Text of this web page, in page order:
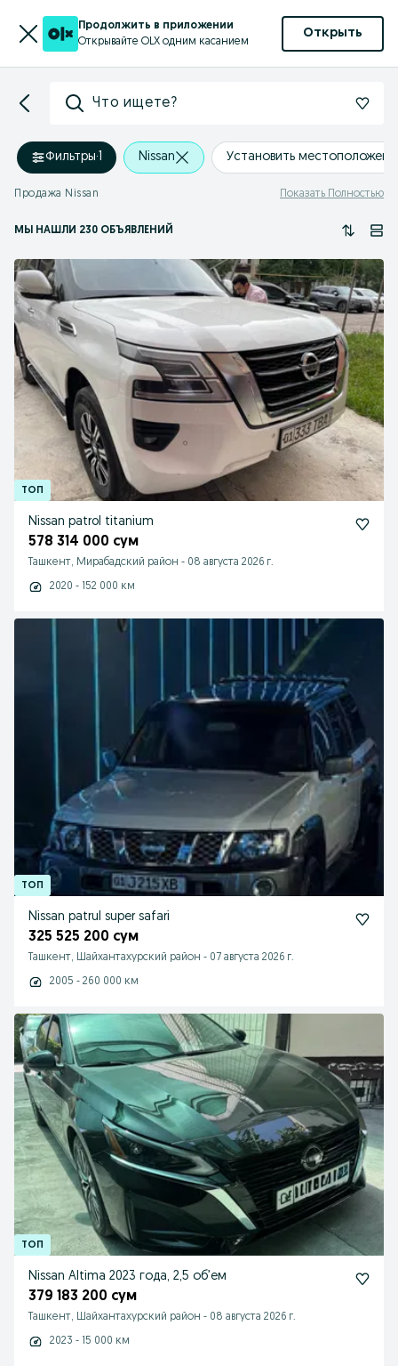
Продолжить в приложении
Открывайте OLX одним касанием
Открыть
Что ищете?
Фильтры·1 Nissan Установить
Продажа Nissan Показать Полностью
МЫ НАШЛИ 230 ОБЪЯВЛЕНИЙ
Nissan patrol titanium
578 314 000 сум
Ташкент, Мирабадский район - 08 августа 2026 г.
2020 - 152 000 км
Nissan patrul super safari
325 525 200 сум
Ташкент, Шайхантахурский район - 07 августа 2026 г.
2005 - 260 000 км
Nissan Altima 2023 года, 2,5 об’ем
379 183 200 сум
Ташкент, Шайхантахурский район - 08 августа 2026 г.
2023 - 15 000 км